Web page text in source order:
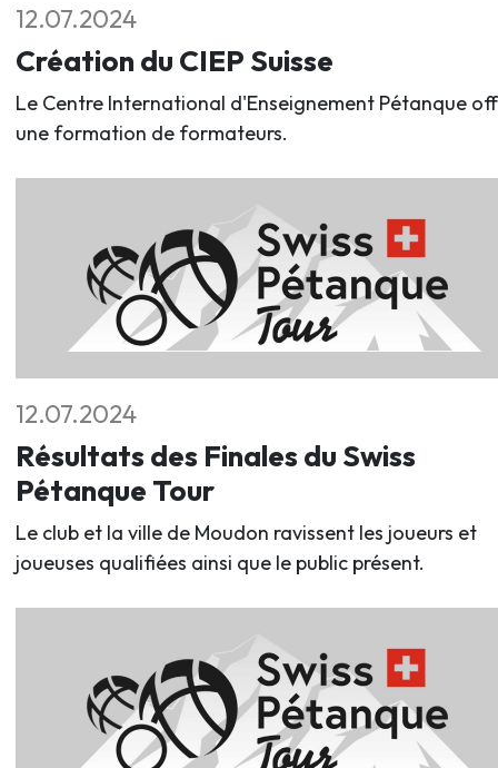
12.07.2024
Création du CIEP Suisse
Le Centre International d'Enseignement Pétanque
une formation de formateurs.
12.07.2024
Résultats des Finales du Swiss
Pétanque Tour
Le club et la ville de Moudon ravissent les joueurs et
joueuses qualifiées ainsi que le public présent.